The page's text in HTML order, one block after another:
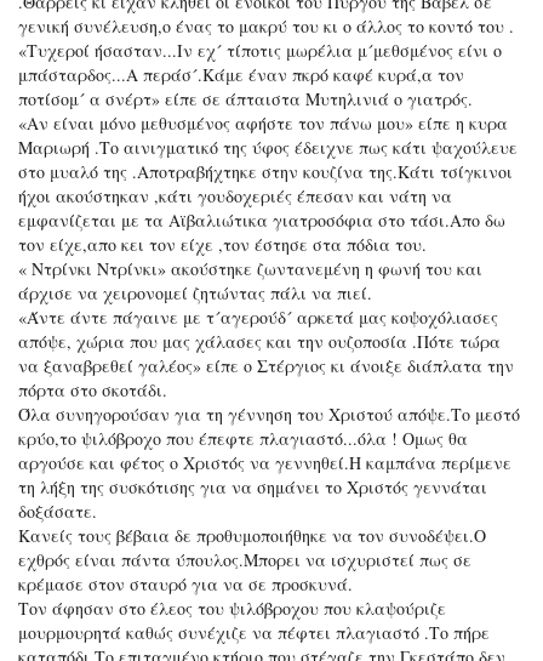
γενική συνέλευση,ο ένας το μακρύ του κι ο άλλος το κοντό του .
«Τυχεροί ήσασταν...Ιν εχ´ τίποτις μωρέλια μ´μεθσμένος είνι ο
μπάσταρδος...Α περάσ´.Κάμε έναν πκρό καφέ κυρά,α τον
ποτίσομ´ α σνέρτ» είπε σε άπταιστα Μυτηλινιά ο γιατρός.
«Αν είναι μόνο μεθυσμένος αφήστε τον πάνω μου» είπε η κυρα
Μαριωρή .Το αινιγματικό της ύφος έδειχνε πως κάτι ψαχούλευε
στο μυαλό της .Αποτραβήχτηκε στην κουζίνα της.Κάτι τσίγκινοι
ήχοι ακούστηκαν ,κάτι γουδοχεριές έπεσαν και νάτη να
εμφανίζεται με τα Αϊβαλιώτικα γιατροσόφια στο τάσι.Απο δω
τον είχε,απο κει τον είχε ,τον έστησε στα πόδια του.
« Ντρίνκι Ντρίνκι» ακούστηκε ζωντανεμένη η φωνή του και
άρχισε να χειρονομεί ζητώντας πάλι να πιεί.
«Άντε άντε πάγαινε με τ´αγερούδ´ αρκετά μας κοψοχόλιασες
απόψε, χώρια που μας χάλασες και την ουζοποσία .Πότε τώρα
να ξαναβρεθεί γαλέος» είπε ο Στέργιος κι άνοιξε διάπλατα την
πόρτα στο σκοτάδι.
Όλα συνηγορούσαν για τη γέννηση του Χριστού απόψε.Το μεστό
κρύο,το ψιλόβροχο που έπεφτε πλαγιαστό...όλα ! Ομως θα
αργούσε και φέτος ο Χριστός να γεννηθεί.Η καμπάνα περίμενε
τη λήξη της συσκότισης για να σημάνει το Χριστός γεννάται
δοξάσατε.
Κανείς τους βέβαια δε προθυμοποιήθηκε να τον συνοδέψει.Ο
εχθρός είναι πάντα ύπουλος.Μπορει να ισχυριστεί πως σε
κρέμασε στον σταυρό για να σε προσκυνά.
Τον άφησαν στο έλεος του ψιλόβροχου που κλαψούριζε
μουρμουρητά καθώς συνέχιζε να πέφτει πλαγιαστό .Το πήρε